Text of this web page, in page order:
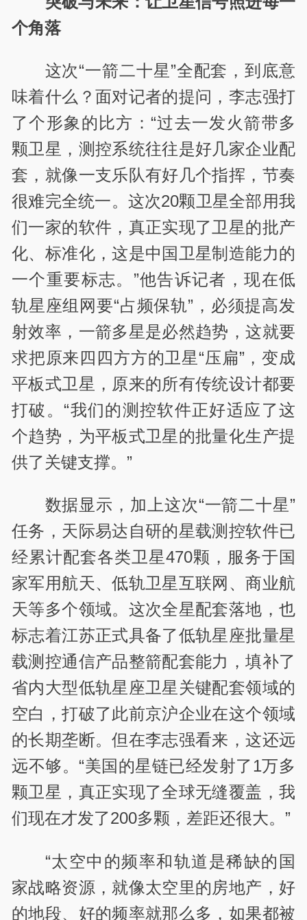
个角落
这次“一箭二十星”全配套，到底意
味着什么？面对记者的提问，李志强打
了个形象的比方：“过去一发火箭带多
颗卫星，测控系统往往是好几家企业配
套，就像一支乐队有好几个指挥，节奏
很难完全统一。这次20颗卫星全部用我
们一家的软件，真正实现了卫星的批产
化、标准化，这是中国卫星制造能力的
一个重要标志。”他告诉记者，现在低
轨星座组网要“占频保轨”，必须提高发
射效率，一箭多星是必然趋势，这就要
求把原来四四方方的卫星“压扁”，变成
平板式卫星，原来的所有传统设计都要
打破。“我们的测控软件正好适应了这
个趋势，为平板式卫星的批量化生产提
供了关键支撑。”
数据显示，加上这次“一箭二十星”
任务，天际易达自研的星载测控软件已
经累计配套各类卫星470颗，服务于国
家军用航天、低轨卫星互联网、商业航
天等多个领域。这次全星配套落地，也
标志着江苏正式具备了低轨星座批量星
载测控通信产品整箭配套能力，填补了
省内大型低轨星座卫星关键配套领域的
空白，打破了此前京沪企业在这个领域
的长期垄断。但在李志强看来，这还远
远不够。“美国的星链已经发射了1万多
颗卫星，真正实现了全球无缝覆盖，我
们现在才发了200多颗，差距还很大。”
“太空中的频率和轨道是稀缺的国
家战略资源，就像太空里的房地产，好
的地段、好的频率就那么多，如果都被